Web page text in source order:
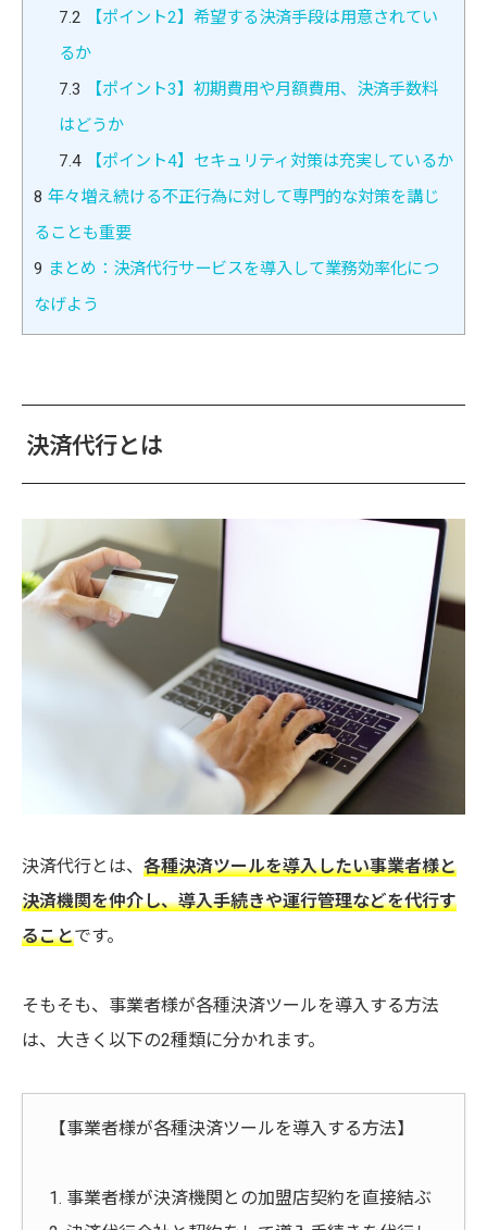
7.2 【ポイント2】希望する決済手段は用意されてい
るか
7.3 【ポイント3】初期費用や月額費用、決済手数料
はどうか
7.4【ポイント4】セキュリティ対策は充実しているか
8 年々増え続ける不正行為に対して専門的な対策を講じ
ることも重要
9 まとめ：決済代行サービスを導入して業務効率化につ
なげよう
決済代行とは
決済代行とは、 各種決済ツールを導入したい事業者様と
決済機関を仲介し、導入手続きや運行管理などを代行す
ることです。
そもそも、事業者様が各種決済ツールを導入する方法
は、大きく以下の2種類に分かれます。
【事業者様が各種決済ツールを導入する方法】
1. 事業者様が決済機関との加盟店契約を直接結ぶ